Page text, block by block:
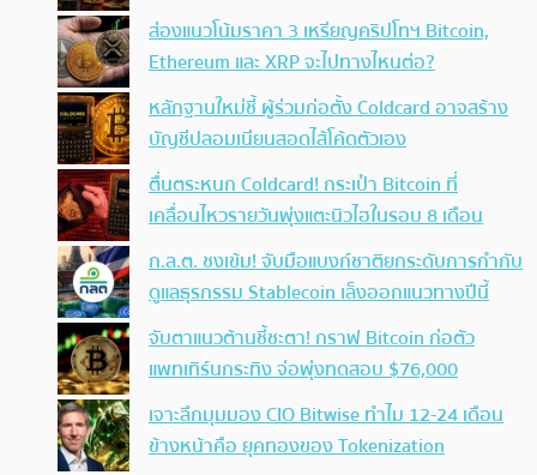
ส่องแนวโน้มราคา 3 เหรียญคริปโทฯ Bitcoin,
Ethereum และ XRP จะไปทางไหนต่อ?
หลักฐานใหม่ชี้ ผู้ร่วมก่อตั้ง Coldcard อาจสร้าง
บัญชีปลอมเนียนสอดไส้โค้ดตัวเอง
ตื่นตระหนก Coldcard! กระเป๋า Bitcoin ที่
เคลื่อนไหวรายวันพุ่งแตะนิวไฮในรอบ 8 เดือน
ก.ล.ต. ชงเข้ม! จับมือแบงก์ชาติยกระดับการกำกับ
ดูแลธุรกรรม Stablecoin เล็งออกแนวทางปีนี้
จับตาแนวต้านชี้ชะตา! กราฟ Bitcoin ก่อตัว
แพทเทิร์นกระทิง จ่อพุ่งทดสอบ $76,000
เจาะลึกมุมมอง CIO Bitwise ทำไม 12-24 เดือน
ข้างหน้าคือ ยุคทองของ Tokenization